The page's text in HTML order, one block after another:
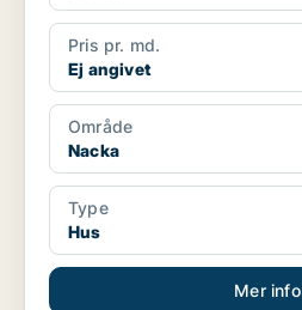
Pris pr. md.
Ej angivet
Område
Nacka
Type
Hus
Mer info